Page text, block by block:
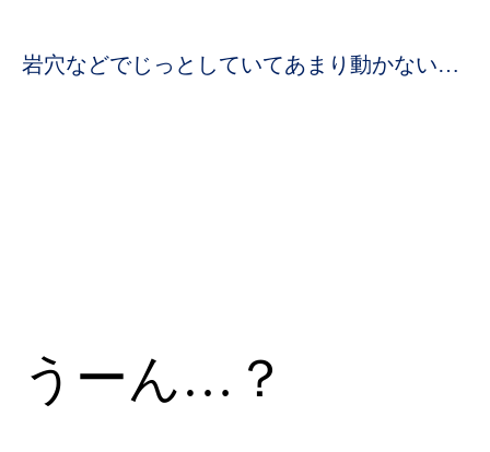
岩穴などでじっとしていてあまり動かない…
うーん…？